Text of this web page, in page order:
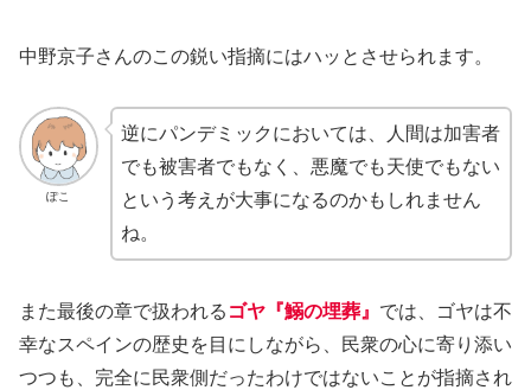
中野京子さんのこの鋭い指摘にはハッとさせられます。
ぽこ
逆にパンデミックにおいては、人間は加害者
でも被害者でもなく、悪魔でも天使でもない
という考えが大事になるのかもしれません
ね。
また最後の章で扱われる ゴヤ『鰯の埋葬』 では、ゴヤは不
幸なスペインの歴史を目にしながら、民衆の心に寄り添い
つつも、完全に民衆側だったわけではないことが指摘され